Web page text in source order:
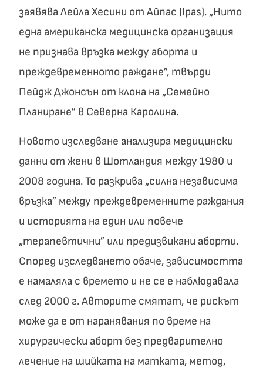
заявява Лейла Хесини от Айпас (Ipas). „Нито
една американска медицинска организация
не признава връзка между аборта и
преждевременното раждане”, твърди
Пейдж Джонсън от клона на „Семейно
Планиране” в Северна Каролина.
Новото изследване анализира медицински
данни от жени в Шотландия между 1980 и
2008 година. То разкрива „силна независима
връзка” между преждевременните раждания
и историята на един или повече
„терапевтични” или предизвикани аборти.
Според изследването обаче, зависимостта
е намаляла с времето и не се е наблюдавала
след 2000 г. Авторите смятат, че рискът
може да е от наранявания по време на
хирургически аборт без предварително
лечение на шийката на матката, метод,